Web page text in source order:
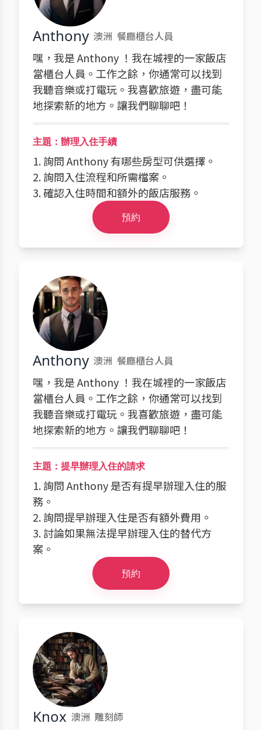
Anthony 澳洲 餐廳櫃台人員
嘿，我是 Anthony ！我在城裡的一家飯店
當櫃台人員。工作之餘，你通常可以找到
我聽音樂或打電玩。我喜歡旅遊，盡可能
地探索新的地方。讓我們聊聊吧！
主題：辦理入住手續
1. 詢問 Anthony 有哪些房型可供選擇。
2. 詢問入住流程和所需檔案。
3. 確認入住時間和額外的飯店服務。
預約
Anthony 澳洲 餐廳櫃台人員
嘿，我是 Anthony ！我在城裡的一家飯店
當櫃台人員。工作之餘，你通常可以找到
我聽音樂或打電玩。我喜歡旅遊，盡可能
地探索新的地方。讓我們聊聊吧！
主題：提早辦理入住的請求
1. 詢問 Anthony 是否有提早辦理入住的服
務。
2. 詢問提早辦理入住是否有額外費用。
3. 討論如果無法提早辦理入住的替代方
案。
預約
Knox 澳洲 雕刻師